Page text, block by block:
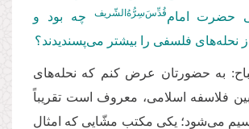
حضرت امام‌قُدِّسَ‌سِرُّهُ‌الشّریف
چه بود و
نحله‌های فلسفی را بیشتر می‌پسندیدند؟
به حضورتان عرض کنم که نحله‌های
فلاسفه اسلامی، معروف است تقریباً
می‌شود؛ یکی مکتب مشّایی که امثال